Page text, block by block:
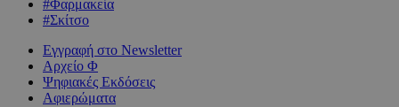
#Φαρμακεία
#Σκίτσο
Εγγραφή στο Newsletter
Αρχείο Φ
Ψηφιακές Εκδόσεις
Αφιερώματα